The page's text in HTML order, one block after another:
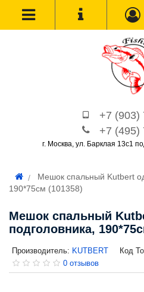
+7 (903)
+7 (495)
г. Москва, ул. Барклая 13с1
Мешок спальный Kutbert
190*75см (101358)
Мешок спальный
подголовника,
Производитель: KUTBERT Код
0 отзывов